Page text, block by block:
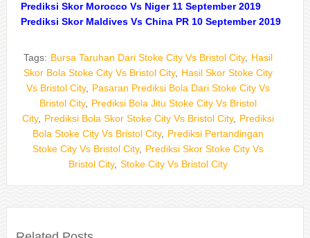
Prediksi Skor Morocco Vs Niger 11 September 2019
Prediksi Skor Maldives Vs China PR 10 September 2019
Tags: Bursa Taruhan Dari Stoke City Vs Bristol City, Hasil
Skor Bola Stoke City Vs Bristol City, Hasil Skor Stoke City
Vs Bristol City, Pasaran Prediksi Bola Dari Stoke City Vs
Bristol City, Prediksi Bola Jitu Stoke City Vs Bristol
City, Prediksi Bola Skor Stoke City Vs Bristol City, Prediksi
Bola Stoke City Vs Bristol City, Prediksi Pertandingan
Stoke City Vs Bristol City, Prediksi Skor Stoke City Vs
Bristol City, Stoke City Vs Bristol City